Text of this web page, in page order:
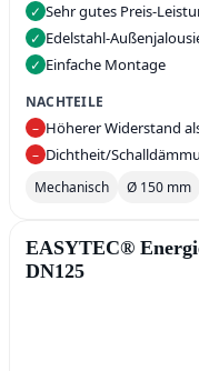
✓ Sehr gutes
✓
✓ Einfache Montage
NACHTEILE
– Höherer Widerstand
– Dichtheit/
Mechanisch Ø 150 mm
EASYTEC®
DN125